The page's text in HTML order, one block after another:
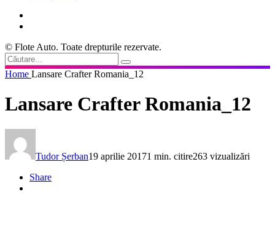
© Flote Auto. Toate drepturile rezervate.
Home Lansare Crafter Romania_12
Lansare Crafter Romania_12
Tudor Șerban19 aprilie 20171 min. citire263 vizualizări
Share